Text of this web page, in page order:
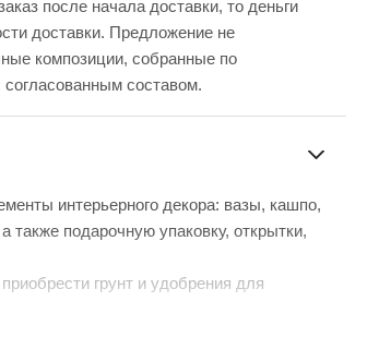
после начала доставки, то деньги
доставки. Предложение не
композиции, собранные по
составом.
интерьерного декора: вазы, кашпо,
также подарочную упаковку, открытки,
грунт и удобрения для